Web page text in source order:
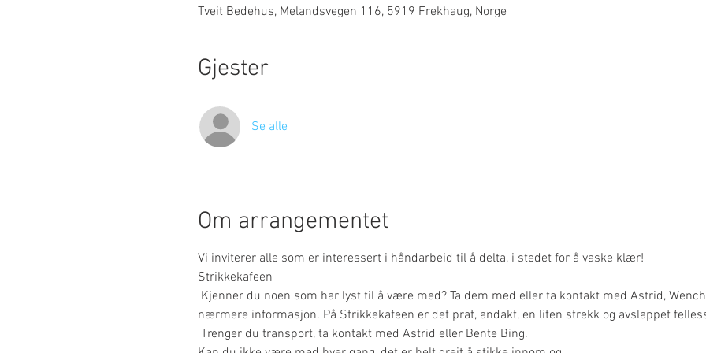
Tveit Bedehus, Melandsvegen 116, 5919 Frekhaug, Norge
Gjester
Se alle
Om arrangementet
Vi inviterer alle som er interessert i håndarbeid til å delta, i stedet for å vaske klær!
Strikkekafeen
nærmere informasjon. På Strikkekafeen er det prat, andakt, en liten strekk og avslappet
Trenger du transport, ta kontakt med Astrid eller Bente Bing.